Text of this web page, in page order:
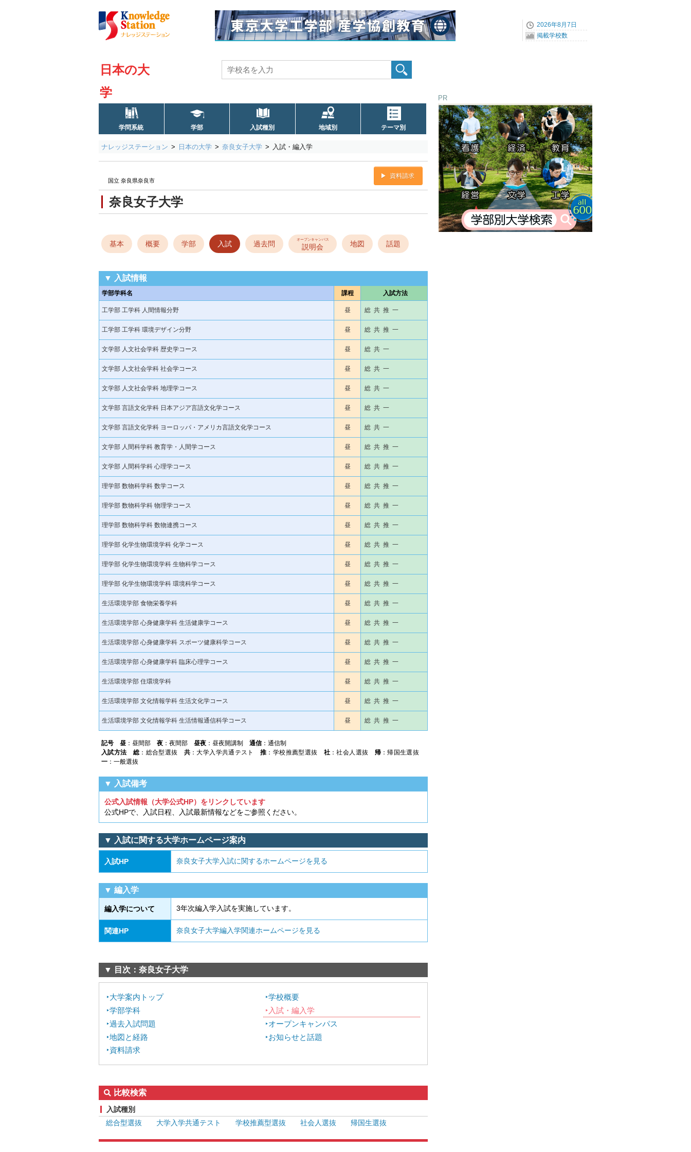
2026年8月7日
掲載学校数
日本の大
学
学問系統 学部 入試種別 地域別 テーマ別
ナレッジステーション 日本の大学 奈良女子大学 入試・編入学
奈良女子大学
国立 奈良県奈良市
資料請求
基本 概要 学部 入試 過去問
オープンキャンパス
説明会 地図 話題
▼ 入試情報
学部学科名 課程 入試方法
工学部 工学科 人間情報分野 昼 総 共 推 一
工学部 工学科 環境デザイン分野 昼 総 共 推 一
文学部 人文社会学科 歴史学コース 昼 総 共 一
文学部 人文社会学科 社会学コース 昼 総 共 一
文学部 人文社会学科 地理学コース 昼 総 共 一
文学部 言語文化学科 日本アジア言語文化学コース 昼 総 共 一
文学部 言語文化学科 ヨーロッパ・アメリカ言語文化学コース 昼 総 共 一
文学部 人間科学科 教育学・人間学コース 昼 総 共 推 一
文学部 人間科学科 心理学コース 昼 総 共 推 一
理学部 数物科学科 数学コース 昼 総 共 推 一
理学部 数物科学科 物理学コース 昼 総 共 推 一
理学部 数物科学科 数物連携コース 昼 総 共 推 一
理学部 化学生物環境学科 化学コース 昼 総 共 推 一
理学部 化学生物環境学科 生物科学コース 昼 総 共 推 一
理学部 化学生物環境学科 環境科学コース 昼 総 共 推 一
生活環境学部 食物栄養学科 昼 総 共 推 一
生活環境学部 心身健康学科 生活健康学コース 昼 総 共 推 一
生活環境学部 心身健康学科 スポーツ健康科学コース 昼 総 共 推 一
生活環境学部 心身健康学科 臨床心理学コース 昼 総 共 推 一
生活環境学部 住環境学科 昼 総 共 推 一
生活環境学部 文化情報学科 生活文化学コース 昼 総 共 推 一
生活環境学部 文化情報学科 生活情報通信科学コース 昼 総 共 推 一
記号 昼 ：昼間部 夜 ：夜間部 昼夜 ：昼夜開講制 通信：通信制
入試方法
総：総合型選抜 共 ：大学入学共通テスト推 ：学校推薦型選抜 社 ：社会人選抜 帰：帰国生選抜
一 ：一般選抜
▼ 入試備考
公式入試情報（大学公式HP）をリンクしています
公式HPで、入試日程、入試最新情報などをご参照ください。
▼ 入試に関する大学ホームページ案内
入試HP 奈良女子大学入試に関するホームページを見る
▼ 編入学
編入学について 3年次編入学入試を実施しています。
関連HP 奈良女子大学編入学関連ホームページを見る
PR
▼ 目次：奈良女子大学
大学案内トップ
学校概要
学部学科
入試・編入学
過去入試問題
オープンキャンパス
地図と経路
お知らせと話題
資料請求
比較検索
入試種別
総合型選抜
大学入学共通テスト 学校推薦型選抜 社会人選抜 帰国生選抜